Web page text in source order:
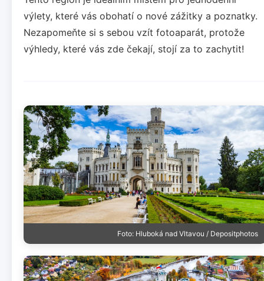
výlety, které vás obohatí o nové zážitky a poznatky.
Nezapomeňte si s sebou vzít fotoaparát, protože
výhledy, které vás zde čekají, stojí za to zachytit!
Foto: Hluboká nad Vltavou / Depositphotos